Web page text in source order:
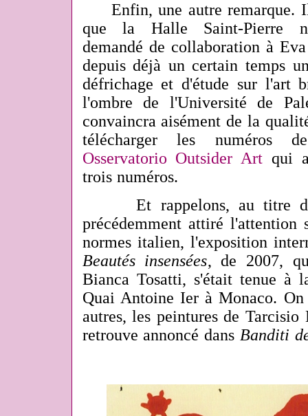
Enfin, une autre remarque.
que la Halle Saint-Pierre
demandé de collaboration à
depuis déjà un certain temps
défrichage et d'étude sur l'art
l'ombre de l'Université de
convaincra aisément de la
télécharger les numéros
Osservatorio Outsider Art qui
trois numéros.
Et rappelons, au titre des
précédemment attiré
normes italien, l'exposition
Beautés insensées, de 2007,
Bianca Tosatti, s'était tenue à
Quai Antoine Ier à Monaco.
autres, les peintures de
retrouve annoncé dansBanditi